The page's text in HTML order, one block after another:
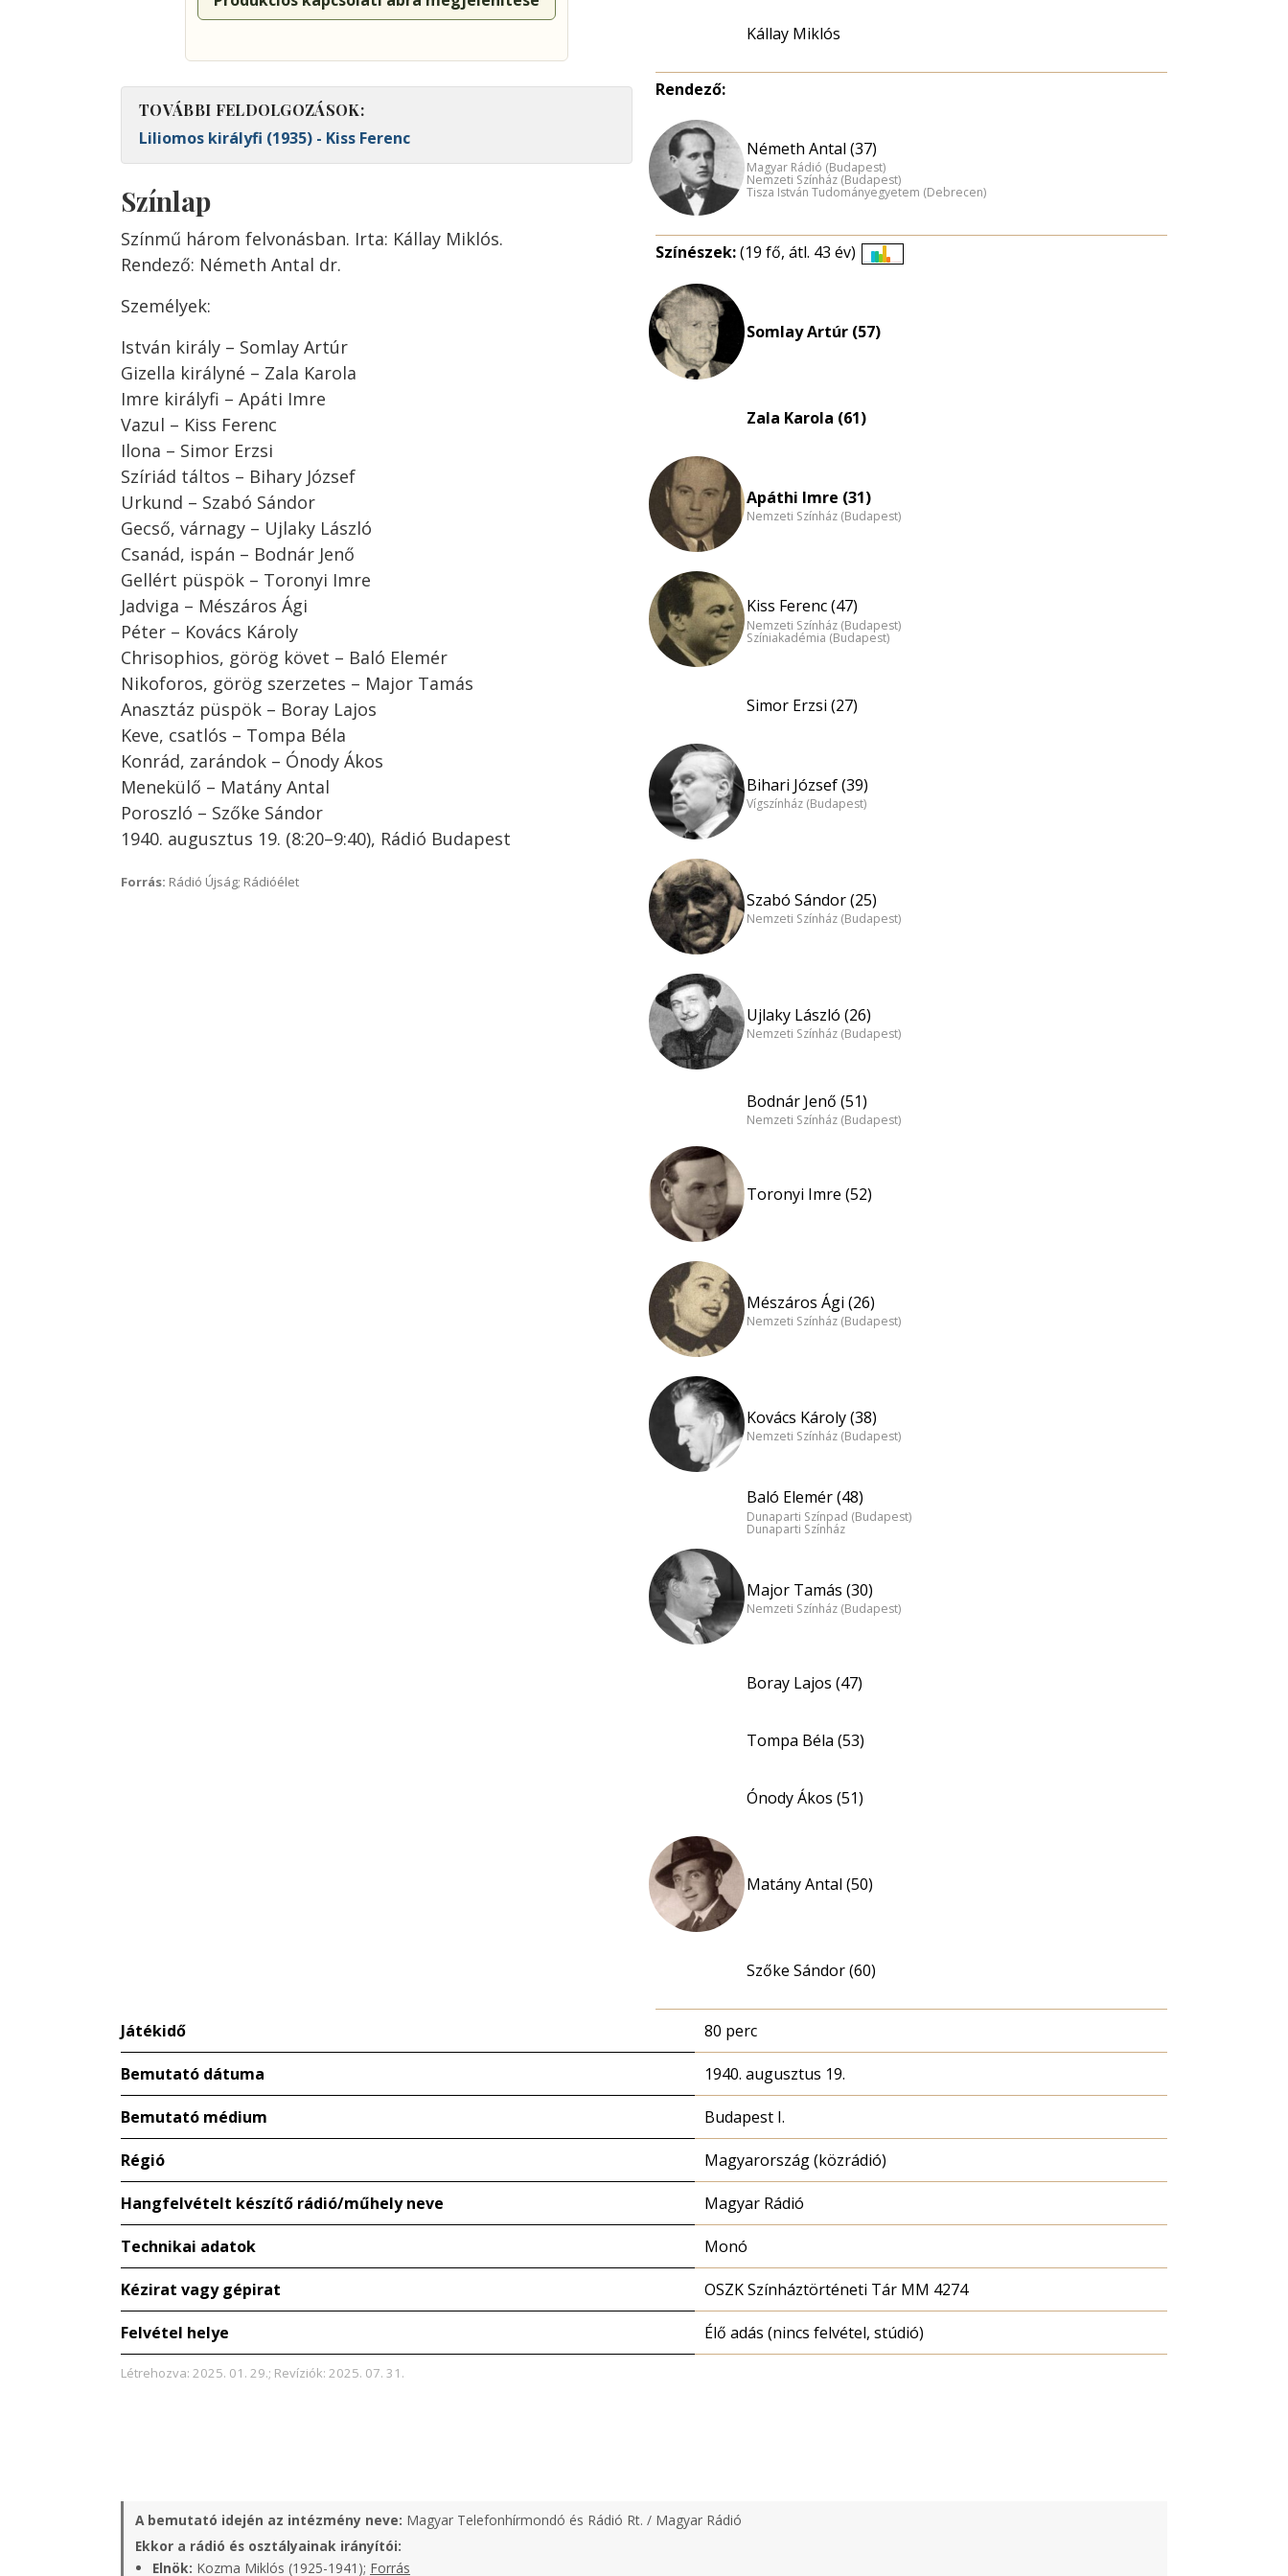
TOVÁBBI FELDOLGOZÁSOK:
Liliomos királyfi (1935) - Kiss Ferenc
Színlap
Színmű három felvonásban. Irta: Kállay Miklós.
Rendező: Németh Antal dr.
Személyek:
István király – Somlay Artúr
Gizella királyné – Zala Karola
Imre királyfi – Apáti Imre
Vazul – Kiss Ferenc
Ilona – Simor Erzsi
Szíriád táltos – Bihary József
Urkund – Szabó Sándor
Gecső, várnagy – Ujlaky László
Csanád, ispán – Bodnár Jenő
Gellért püspök – Toronyi Imre
Jadviga – Mészáros Ági
Péter – Kovács Károly
Chrisophios, görög követ – Baló Elemér
Nikoforos, görög szerzetes – Major Tamás
Anasztáz püspök – Boray Lajos
Keve, csatlós – Tompa Béla
Konrád, zarándok – Ónody Ákos
Menekülő – Matány Antal
Poroszló – Szőke Sándor
1940. augusztus 19. (8:20–9:40), Rádió Budapest
Forrás: Rádió Újság; Rádióélet
Kállay Miklós
Rendező:
Németh Antal (37)
Magyar Rádió (Budapest)
Nemzeti Színház (Budapest)
Tisza István Tudományegyetem (Debrecen)
Színészek:(19 fő, átl. 43 év)
Somlay Artúr (57)
Zala Karola (61)
Apáthi Imre (31)
Nemzeti Színház (Budapest)
Kiss Ferenc (47)
Nemzeti Színház (Budapest)
Színiakadémia (Budapest)
Simor Erzsi (27)
Bihari József (39)
Vígszínház (Budapest)
Szabó Sándor (25)
Nemzeti Színház (Budapest)
Ujlaky László (26)
Nemzeti Színház (Budapest)
Bodnár Jenő (51)
Nemzeti Színház (Budapest)
Toronyi Imre (52)
Mészáros Ági (26)
Nemzeti Színház (Budapest)
Kovács Károly (38)
Nemzeti Színház (Budapest)
Baló Elemér (48)
Dunaparti Színpad (Budapest)
Dunaparti Színház
Major Tamás (30)
Nemzeti Színház (Budapest)
Boray Lajos (47)
Tompa Béla (53)
Ónody Ákos (51)
Matány Antal (50)
Szőke Sándor (60)
Játékidő 80 perc
Bemutató dátuma 1940. augusztus 19.
Bemutató médium Budapest I.
Régió Magyarország (közrádió)
Hangfelvételt készítő rádió/műhely neve Magyar Rádió
Technikai adatok Monó
Kézirat vagy gépirat OSZK Színháztörténeti Tár MM 4274
Felvétel helye Élő adás (nincs felvétel, stúdió)
Létrehozva: 2025. 01. 29.; Revíziók: 2025. 07. 31.
A bemutató idején az intézmény neve: Magyar Telefonhírmondó és Rádió Rt. / Magyar Rádió
Ekkor a rádió és osztályainak irányítói:
Elnök: Kozma Miklós (1925-1941); Forrás